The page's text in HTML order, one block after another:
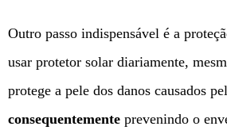
Outro passo indispensável é a
usar protetor solar diariamente,
protege a pele dos danos causados
consequentemente prevenindo o